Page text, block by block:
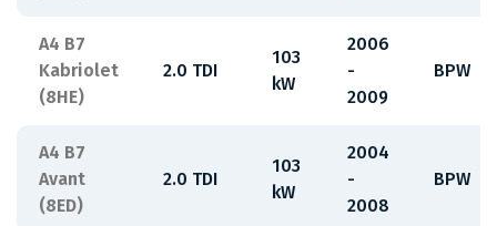
A4 B7
Kabriolet
(8HE)
2.0 TDI
103
kW
2006
-
2009
BPW
A4 B7
Avant
(8ED)
2.0 TDI
103
kW
2004
-
2008
BPW